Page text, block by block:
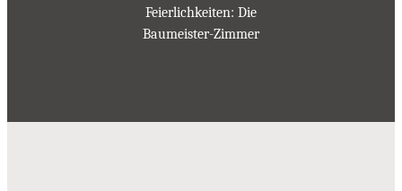
Feierlichkeiten: Die
Baumeister-Zimmer